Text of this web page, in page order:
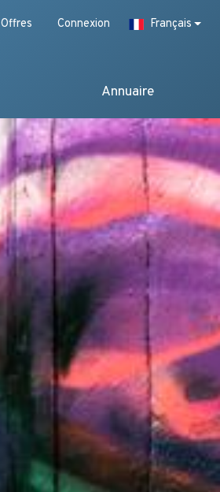
Offres Connexion Français
Annuaire